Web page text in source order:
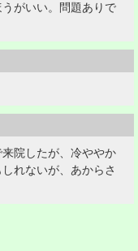
がいい。問題ありで
院したが、冷ややか
れないが、あからさ